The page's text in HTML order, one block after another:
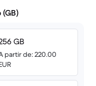
GB
partir de: 220.00